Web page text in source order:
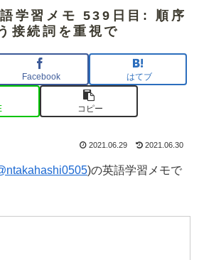
学習メモ 539日目: 順序
接続詞を重視で
Facebook はてブ
コピー
2021.06.29 2021.06.30
)の英語学習メモで